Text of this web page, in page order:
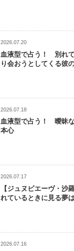
2026.07.20
血液型で占う！ 別れ
り会おうとしてくる彼
2026.07.18
血液型で占う！ 曖昧
本心
2026.07.17
【ジュヌビエーヴ・沙
れているときに見る夢
2026.07.16